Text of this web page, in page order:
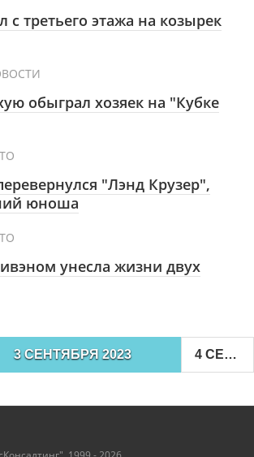
третьего этажа на козырек
обыграл хозяек на "Кубке
"Лэнд Крузер",
юноша
унесла жизни двух
3 СЕНТЯБРЯ 2023 4 СЕНТЯБРЯ 2023